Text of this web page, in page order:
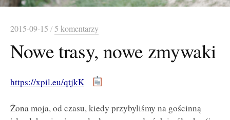
2015-09-15 /5 komentarzy
Nowe trasy, nowe zmywaki
https://xpil.eu/qtjkK
Żona moja, od czasu, kiedy przybyliśmy na gościnną